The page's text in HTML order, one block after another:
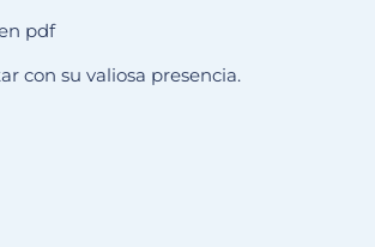
pdf
con su valiosa presencia.